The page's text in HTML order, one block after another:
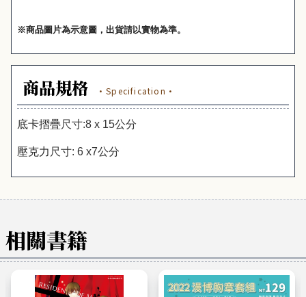
※商品圖片為示意圖，出貨請以實物為準。
商品規格 ·Specification·
底卡摺疊尺寸:8 x 15公分
壓克力 尺寸: 6 x7公分
相關書籍